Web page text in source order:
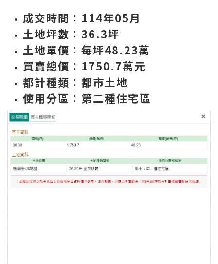
成交時間 ∶ 114年05月
土地坪數 ∶ 36.3坪
土地單價 ∶ 每坪48.23萬
買賣總價 ∶ 1750.7萬元
都計種類 ∶ 都市土地
使用分區 ∶ 第二種住宅區